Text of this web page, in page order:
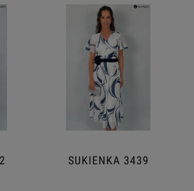
SUKIENKA 3439